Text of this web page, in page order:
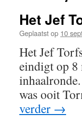
Het Jef
Geplaatst op 10
Het Jef
eindigt op
was ooit
verder →